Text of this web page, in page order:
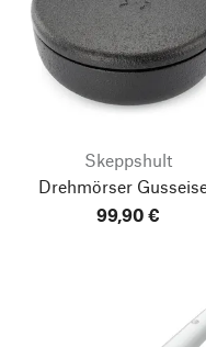
Skeppshult
Drehmörser
99,90 €